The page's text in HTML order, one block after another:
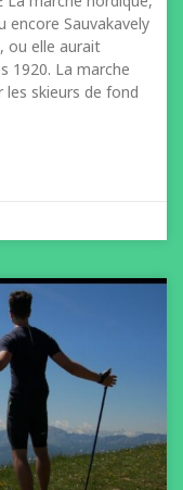
encore Sauvakavely
ou elle aurait
1920. La marche
les skieurs de fond